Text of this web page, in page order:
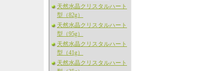
天然水晶クリスタルハート
型（82g）
天然水晶クリスタルハート
型（95g）
天然水晶クリスタルハート
型（41g）
天然水晶クリスタルハート